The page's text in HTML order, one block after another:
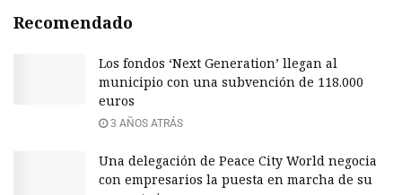
Recomendado
Los fondos ‘Next Generation’ llegan al
municipio con una subvención de 118.000
euros
3 AÑOS ATRÁS
Una delegación de Peace City World negocia
con empresarios la puesta en marcha de su